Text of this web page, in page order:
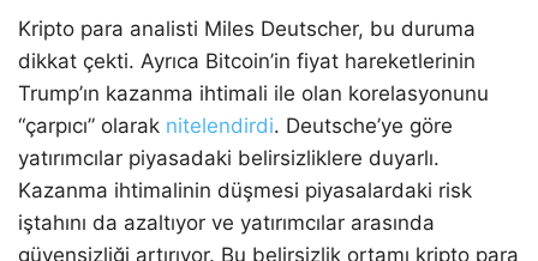
Kripto para analisti Miles Deutscher, bu duruma
dikkat çekti. Ayrıca Bitcoin’in fiyat hareketlerinin
Trump’ın kazanma ihtimali ile olan korelasyonunu
“çarpıcı” olarak nitelendirdi. Deutsche’ye göre
yatırımcılar piyasadaki belirsizliklere duyarlı.
Kazanma ihtimalinin düşmesi piyasalardaki risk
iştahını da azaltıyor ve yatırımcılar arasında
güvensizliği artırıyor. Bu belirsizlik ortamı kripto para